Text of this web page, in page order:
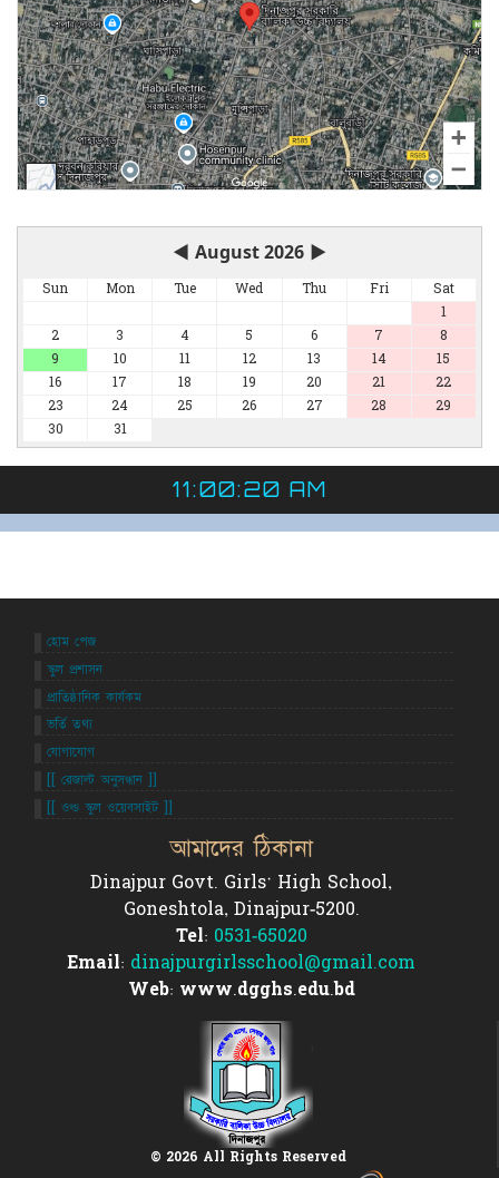
◀ August 2026 ▶
Sun Mon Tue Wed Thu Fri
Sat
1
2
3 4 5 6 7
8
9
10 11 12 13 14
15
16
17 18 19 20 21
22
23
24 25 26 27 28
29
30
31
11:00:20 AM
© 2026 All Rights Reserved
আমাদের ঠিকানা
Dinajpur Govt. Girls' High School,
Goneshtola, Dinajpur-5200.
Tel: 0531-65020
Email: dinajpurgirlsschool@gmail.com
Web: www.dgghs.edu.bd
হোম পেজ
স্কুল প্রশাসন
প্রাতিষ্ঠানিক কার্যকম
ভর্তি তথ্য
যোগাযোগ
[[ রেজাল্ট অনুসন্ধান ]]
[[ ওল্ড স্কুল ওয়েবসাইট ]]